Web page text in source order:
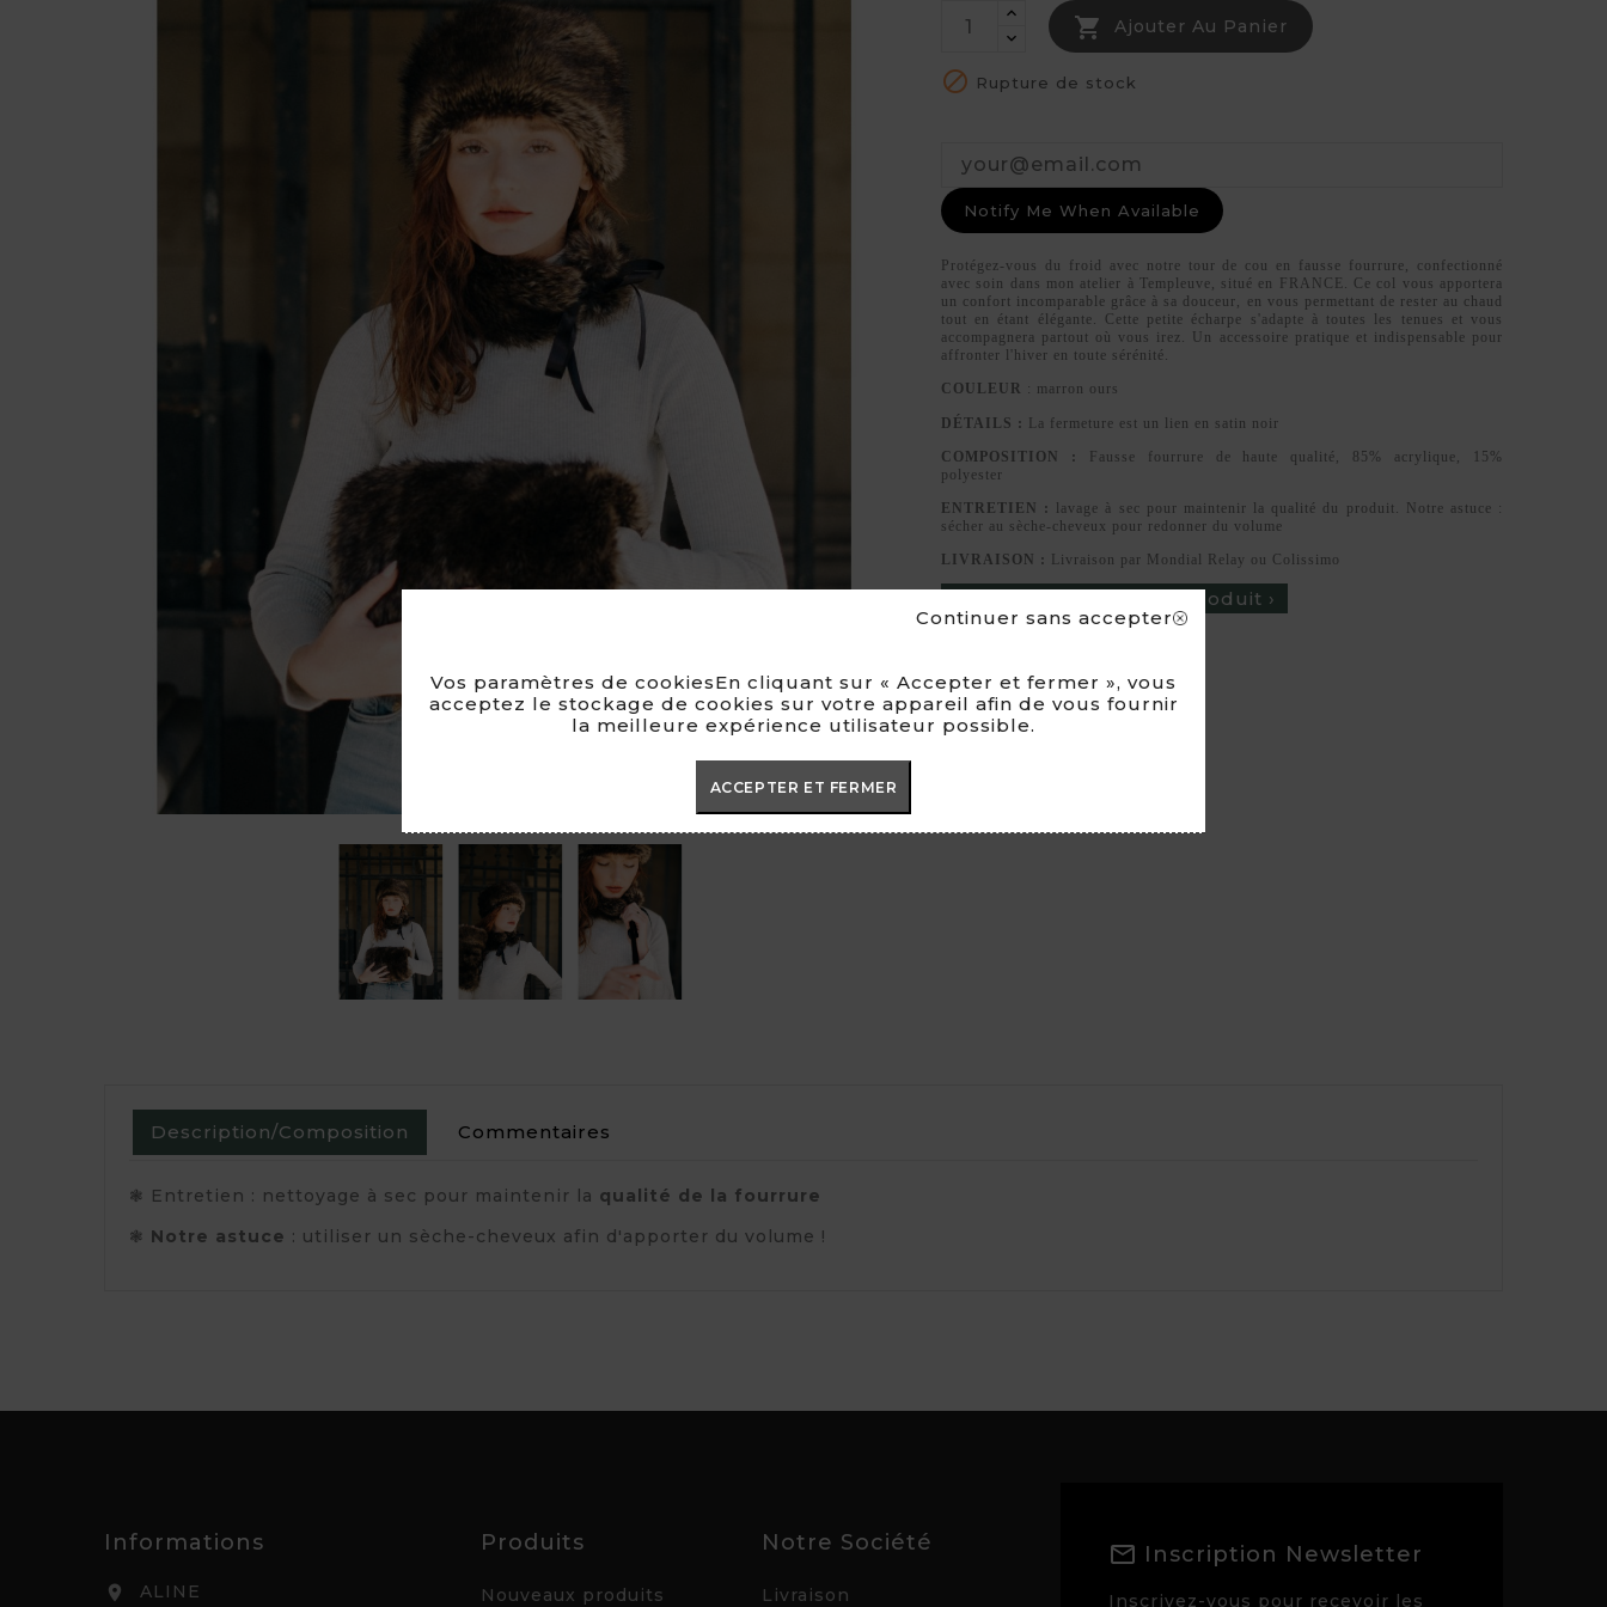
Continuer sans accepter
Vos paramètres de cookiesEn cliquant sur « Accepter et fermer », vous
acceptez le stockage de cookies sur votre appareil afin de vous fournir
la meilleure expérience utilisateur possible.
ACCEPTER ET FERMER

 Ajouter Au Panier
 Rupture de stock
Notify Me When Available
Protégez-vous du froid avec notre tour de cou en fausse fourrure, confectionné
avec soin dans mon atelier à Templeuve, situé en FRANCE. Ce col vous apportera
un confort incomparable grâce à sa douceur, en vous permettant de rester au chaud
tout en étant élégante. Cette petite écharpe s'adapte à toutes les tenues et vous
accompagnera partout où vous irez. Un accessoire pratique et indispensable pour
affronter l'hiver en toute sérénité.
COULEUR : marron ours
DÉTAILS : La fermeture est un lien en satin noir
COMPOSITION : Fausse fourrure de haute qualité, 85% acrylique, 15%
polyester
ENTRETIEN :
lavage à sec pour maintenir la qualité du produit. Notre astuce :
sécher au sèche-cheveux pour redonner du volume
LIVRAISON : Livraison par Mondial Relay ou Colissimo
Voir la description du produit ›
100% FAIT-MAIN
Description/Composition Commentaires
❃ Entretien : nettoyage à sec pour maintenir la qualité de la fourrure
❃ Notre astuce : utiliser un sèche-cheveux afin d'apporter du volume !
Informations
 ALINE
Produits
Nouveaux produits
Notre Société
Livraison
Inscription Newsletter
Inscrivez-vous pour recevoir les